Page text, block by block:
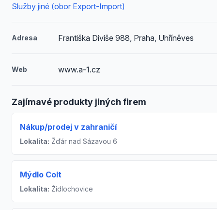
Služby jiné (obor Export-Import)
Adresa Františka Diviše 988, Praha, Uhříněves
Web www.a-1.cz
Zajímavé produkty jiných firem
Nákup/prodej v zahraničí
Lokalita: Žďár nad Sázavou 6
Mýdlo Colt
Lokalita: Židlochovice